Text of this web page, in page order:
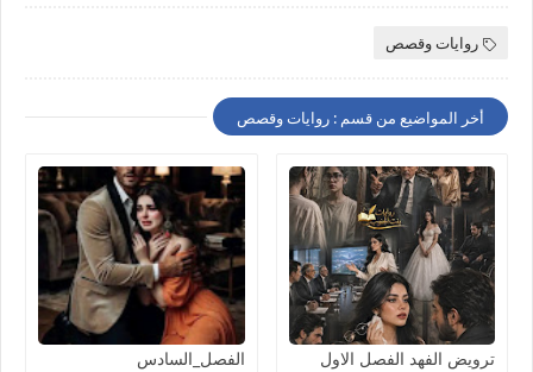
روايات وقصص
أخر المواضيع من قسم : روايات وقصص
ترويض الفهد الفصل الاول
الفصل_السادس